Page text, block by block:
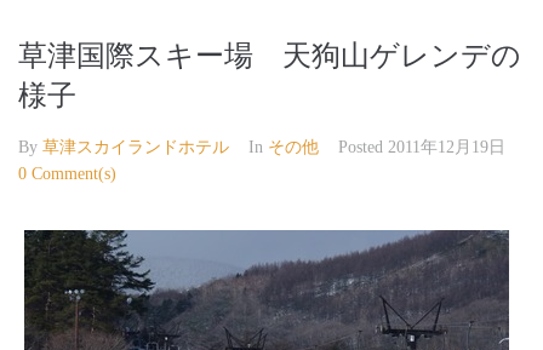
草津国際スキー場 天狗山ゲレンデの
様子
By 草津スカイランドホテル In その他 Posted 2011年12月19日
0 Comment(s)